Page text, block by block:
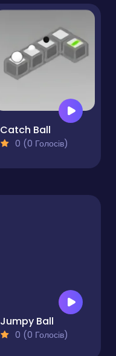
Catch Ball
0 (0 Голосів)
Jumpy Ball
0 (0 Голосів)